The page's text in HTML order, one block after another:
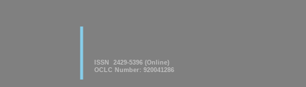
|
ISSN 2429-5396 (Online)
OCLC Number: 920041286